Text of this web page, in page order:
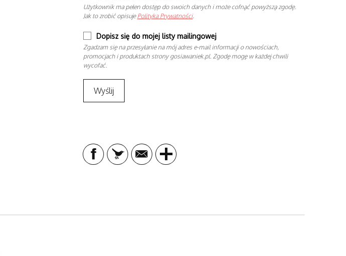
Użytkownik ma pełen dostęp do swoich danych i może cofnąć powyższą zgodę.
Jak to zrobić opisuje Polityka Prywatności.
Dopisz się do mojej listy mailingowej
Zgadzam się na przesyłanie na mój adres e-mail informacji o nowościach,
promocjach i produktach strony gosiawaniek.pl. Zgodę mogę w każdej chwili
wycofać.